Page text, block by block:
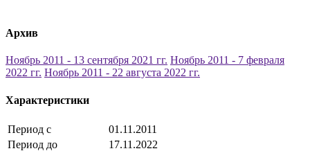
Архив
Ноябрь 2011 - 13 сентября 2021 гг. Ноябрь 2011 - 7 февраля
2022 гг. Ноябрь 2011 - 22 августа 2022 гг.
Характеристики
Период с
01.11.2011
Период до
17.11.2022